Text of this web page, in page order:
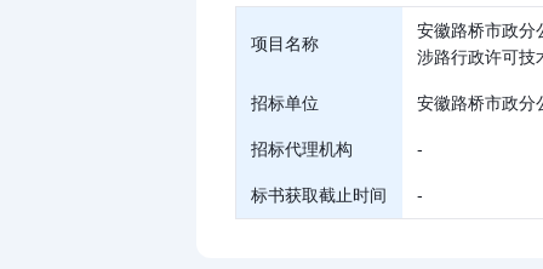
项目名称
安徽路桥市政分
涉路行政许可技
招标单位 安徽路桥市政分
招标代理机构 -
标书获取截止时间 -